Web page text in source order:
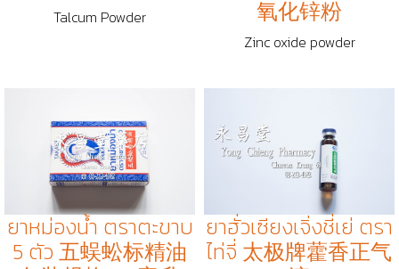
Talcum Powder
氧化锌粉
Zinc oxide powder
ยาหม่องน้ำ ตราตะขาบ
5 ตัว 五蜈蚣标精油
ยาฮั่วเซียงเจิ่งชี่เย่ ตรา
ไท่จี่ 太极牌藿香正气